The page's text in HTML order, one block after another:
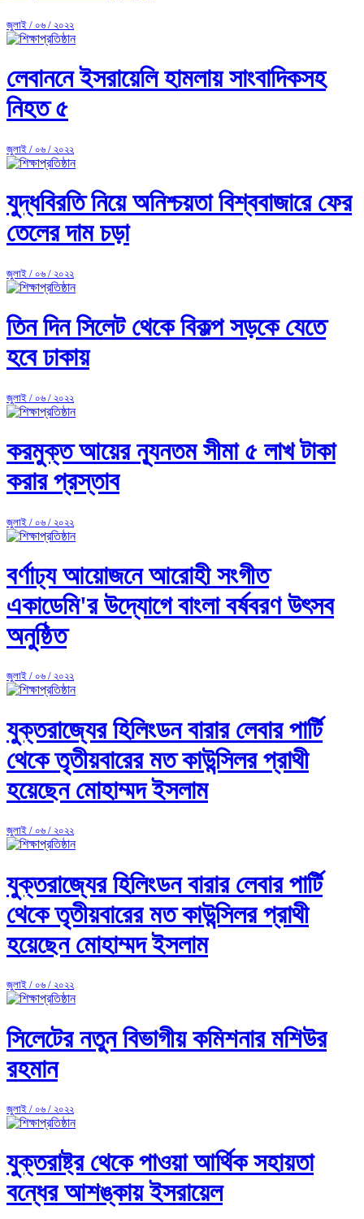
জুলাই / ০৬ / ২০২২
লেবাননে ইসরায়েলি হামলায় সাংবাদিকসহ
নিহত ৫
জুলাই / ০৬ / ২০২২
যুদ্ধবিরতি নিয়ে অনিশ্চয়তা বিশ্ববাজারে ফের
তেলের দাম চড়া
জুলাই / ০৬ / ২০২২
তিন দিন সিলেট থেকে বিকল্প সড়কে যেতে
হবে ঢাকায়
জুলাই / ০৬ / ২০২২
করমুক্ত আয়ের ন্যূনতম সীমা ৫ লাখ টাকা
করার প্রস্তাব
জুলাই / ০৬ / ২০২২
বর্ণাঢ্য আয়োজনে আরোহী সংগীত
একাডেমি'র উদ্যোগে বাংলা বর্ষবরণ উৎসব
অনুষ্ঠিত
জুলাই / ০৬ / ২০২২
যুক্তরাজ্যের হিলিংডন বারার লেবার পার্টি
থেকে তৃতীয়বারের মত কাউন্সিলর প্রাথী
হয়েছেন মোহাম্মদ ইসলাম
জুলাই / ০৬ / ২০২২
যুক্তরাজ্যের হিলিংডন বারার লেবার পার্টি
থেকে তৃতীয়বারের মত কাউন্সিলর প্রাথী
হয়েছেন মোহাম্মদ ইসলাম
জুলাই / ০৬ / ২০২২
সিলেটের নতুন বিভাগীয় কমিশনার মশিউর
রহমান
জুলাই / ০৬ / ২০২২
যুক্তরাষ্ট্র থেকে পাওয়া আর্থিক সহায়তা
বন্ধের আশঙ্কায় ইসরায়েল